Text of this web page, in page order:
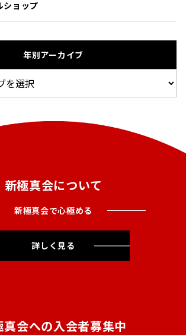
ショップ
年別アーカイブ
新極真会について
新極真会で心極める
詳しく見る
真会への入会者募集中